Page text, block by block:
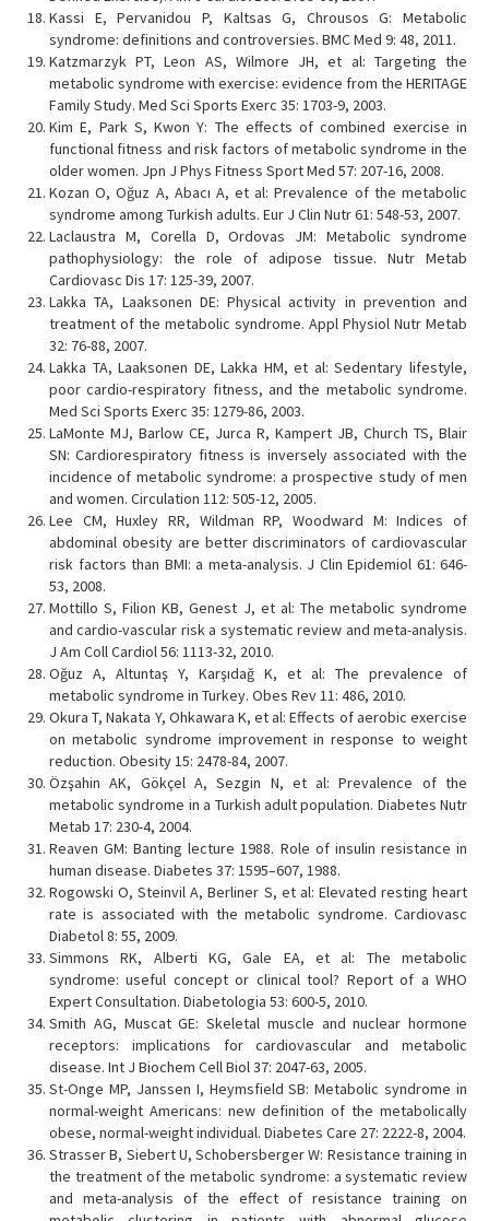
Kassi E, Pervanidou P, Kaltsas G, Chrousos G: Metabolic
syndrome: definitions and controversies. BMC Med 9: 48, 2011.
Katzmarzyk PT, Leon AS, Wilmore JH, et al: Targeting the
metabolic syndrome with exercise: evidence from the HERITAGE
Family Study. Med Sci Sports Exerc 35: 1703-9, 2003.
Kim E, Park S, Kwon Y: The effects of combined exercise in
functional fitness and risk factors of metabolic syndrome in the
older women. Jpn J Phys Fitness Sport Med 57: 207-16, 2008.
Kozan O, Oğuz A, Abacı A, et al: Prevalence of the metabolic
syndrome among Turkish adults. Eur J Clin Nutr 61: 548-53, 2007.
Laclaustra M, Corella D, Ordovas JM: Metabolic syndrome
pathophysiology: the role of adipose tissue. Nutr Metab
Cardiovasc Dis 17: 125-39, 2007.
Lakka TA, Laaksonen DE: Physical activity in prevention and
treatment of the metabolic syndrome. Appl Physiol Nutr Metab
32: 76-88, 2007.
Lakka TA, Laaksonen DE, Lakka HM, et al: Sedentary lifestyle,
poor cardio-respiratory fitness, and the metabolic syndrome.
Med Sci Sports Exerc 35: 1279-86, 2003.
LaMonte MJ, Barlow CE, Jurca R, Kampert JB, Church TS, Blair
SN: Cardiorespiratory fitness is inversely associated with the
incidence of metabolic syndrome: a prospective study of men
and women. Circulation 112: 505-12, 2005.
Lee CM, Huxley RR, Wildman RP, Woodward M: Indices of
abdominal obesity are better discriminators of cardiovascular
risk factors than BMI: a meta-analysis. J Clin Epidemiol 61: 646-
53, 2008.
Mottillo S, Filion KB, Genest J, et al: The metabolic syndrome
and cardio-vascular risk a systematic review and meta-analysis.
J Am Coll Cardiol 56: 1113-32, 2010.
Oğuz A, Altuntaş Y, Karşıdağ K, et al: The prevalence of
metabolic syndrome in Turkey. Obes Rev 11: 486, 2010.
Okura T, Nakata Y, Ohkawara K, et al: Effects of aerobic exercise
on metabolic syndrome improvement in response to weight
reduction. Obesity 15: 2478-84, 2007.
Özşahin AK, Gökçel A, Sezgin N, et al: Prevalence of the
metabolic syndrome in a Turkish adult population. Diabetes Nutr
Metab 17: 230-4, 2004.
Reaven GM: Banting lecture 1988. Role of insulin resistance in
human disease. Diabetes 37: 1595–607, 1988.
Rogowski O, Steinvil A, Berliner S, et al: Elevated resting heart
rate is associated with the metabolic syndrome. Cardiovasc
Diabetol 8: 55, 2009.
Simmons RK, Alberti KG, Gale EA, et al: The metabolic
syndrome: useful concept or clinical tool? Report of a WHO
Expert Consultation. Diabetologia 53: 600-5, 2010.
Smith AG, Muscat GE: Skeletal muscle and nuclear hormone
receptors: implications for cardiovascular and metabolic
disease. Int J Biochem Cell Biol 37: 2047-63, 2005.
St-Onge MP, Janssen I, Heymsfield SB: Metabolic syndrome in
normal-weight Americans: new definition of the metabolically
obese, normal-weight individual. Diabetes Care 27: 2222-8, 2004.
Strasser B, Siebert U, Schobersberger W: Resistance training in
the treatment of the metabolic syndrome: a systematic review
and meta-analysis of the effect of resistance training on